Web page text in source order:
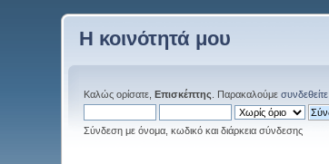
Η κοινότητά μου
Καλώς ορίσατε,Επισκέπτης . Παρακαλούμεσυνδεθείτε
Σύνδεση με όνομα, κωδικό και διάρκεια σύνδεσης